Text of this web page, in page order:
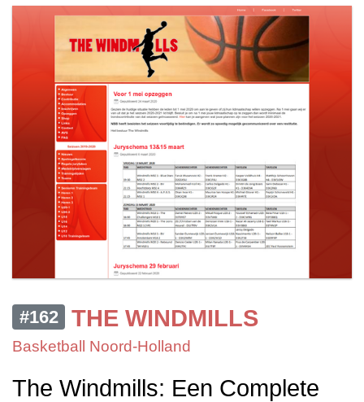
#162 THE WINDMILLS
Basketball Noord-Holland
The Windmills: Een Complete